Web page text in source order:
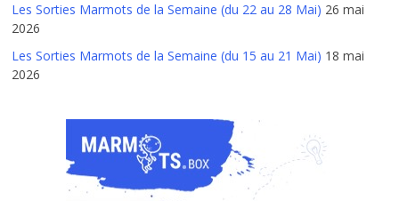
Les Sorties Marmots de la Semaine (du 22 au 28 Mai) 26 mai
2026
Les Sorties Marmots de la Semaine (du 15 au 21 Mai) 18 mai
2026